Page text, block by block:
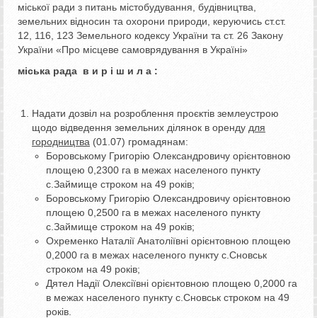
міської ради з питань містобудування, будівництва,
земельних відносин та охорони природи, керуючись ст.ст.
12, 116, 123 Земельного кодексу України та ст. 26 Закону
України «Про місцеве самоврядування в Україні»
міська рада в и р і ш и л а :
Надати дозвіл на розроблення проєктів землеустрою
щодо відведення земельних ділянок в оренду для
городництва (01.07) громадянам:
Боровському Григорію Олександровичу орієнтовною
площею 0,2300 га в межах населеного пункту
с.Займище строком на 49 років;
Боровському Григорію Олександровичу орієнтовною
площею 0,2500 га в межах населеного пункту
с.Займище строком на 49 років;
Охременко Наталії Анатоліївні орієнтовною площею
0,2000 га в межах населеного пункту с.Сновськ
строком на 49 років;
Дятел Надії Олексіївні орієнтовною площею 0,2000 га
в межах населеного пункту с.Сновськ строком на 49
років.